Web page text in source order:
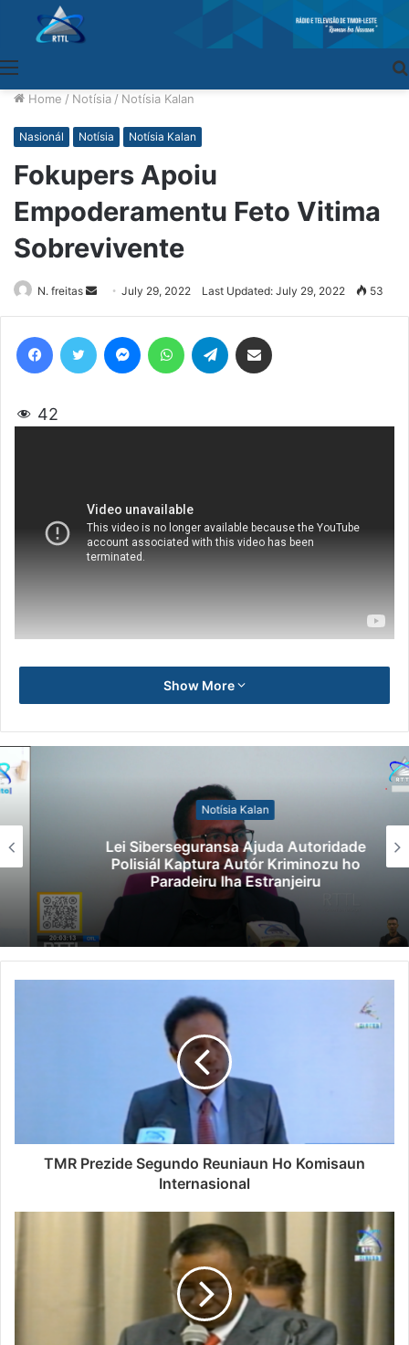
Home / Notísia / Notísia Kalan
Nasionál Notísia Notísia Kalan
Fokupers Apoiu
Empoderamentu Feto Vitima
Sobrevivente
N. freitas
Send
an
email
July 29, 2022 Last Updated: July 29, 2022 53
42
Show More
Notísia Kalan
Lei Siberseguransa Ajuda Autoridade
Polisiál Kaptura Autór Kriminozu ho
Paradeiru Iha Estranjeiru
TMR Prezide Segundo Reuniaun Ho Komisaun
Internasional